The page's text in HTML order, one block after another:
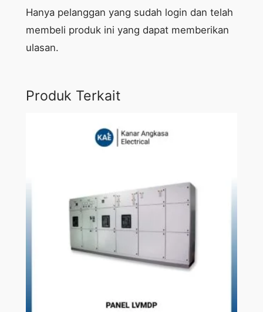
Hanya pelanggan yang sudah login dan telah
membeli produk ini yang dapat memberikan
ulasan.
Produk Terkait